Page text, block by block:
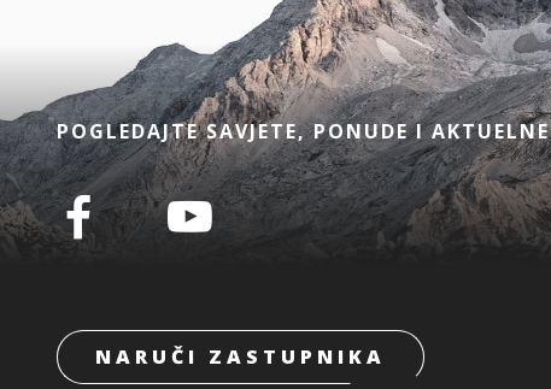
POGLEDAJTE SAVJETE, PONUDE I
NARUČI ZASTUPNIKA